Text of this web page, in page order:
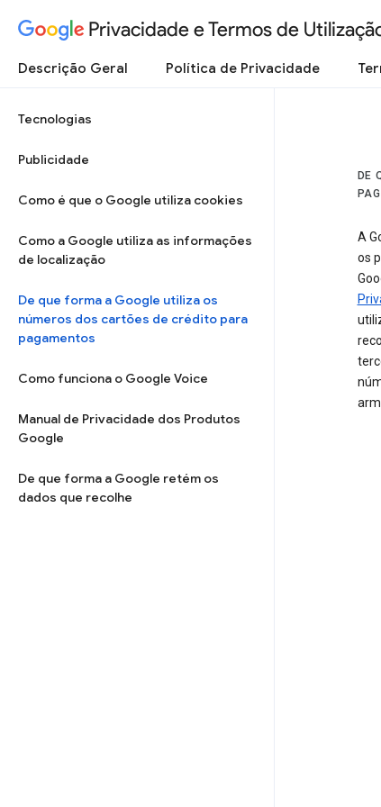
Privacidade e Termos de
Descrição Geral Política de Privacidade
Tecnologias
Publicidade
Como é que o Google utiliza cookies
Como a Google utiliza as informações
de localização
De que forma a Google utiliza os
números dos cartões de crédito para
pagamentos
Como funciona o Google Voice
Manual de Privacidade dos Produtos
Google
De que forma a Google retém os
dados que recolhe
DE
A
os